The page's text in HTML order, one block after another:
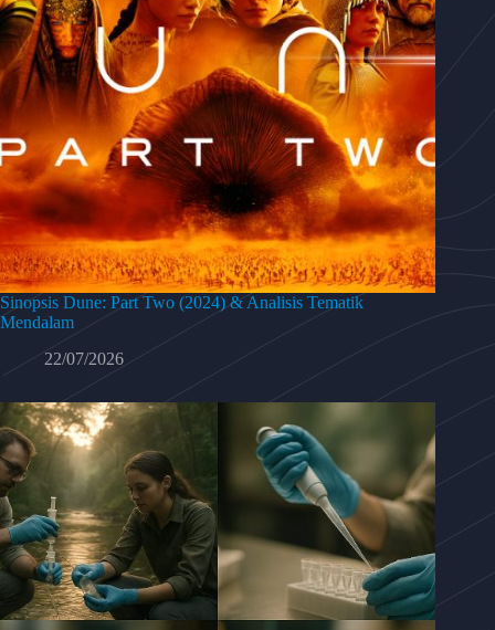
Sinopsis Dune: Part Two (2024) & Analisis Tematik
Mendalam
22/07/2026